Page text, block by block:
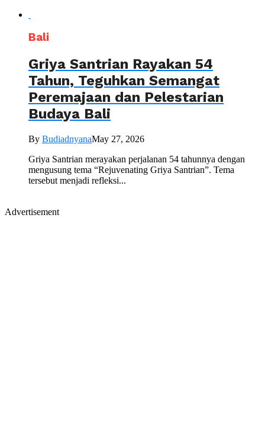
Bali
Griya Santrian Rayakan 54
Tahun, Teguhkan Semangat
Peremajaan dan Pelestarian
Budaya Bali
By BudiadnyanaMay 27, 2026
Griya Santrian merayakan perjalanan 54 tahunnya dengan
mengusung tema “Rejuvenating Griya Santrian”. Tema
tersebut menjadi refleksi...
Advertisement